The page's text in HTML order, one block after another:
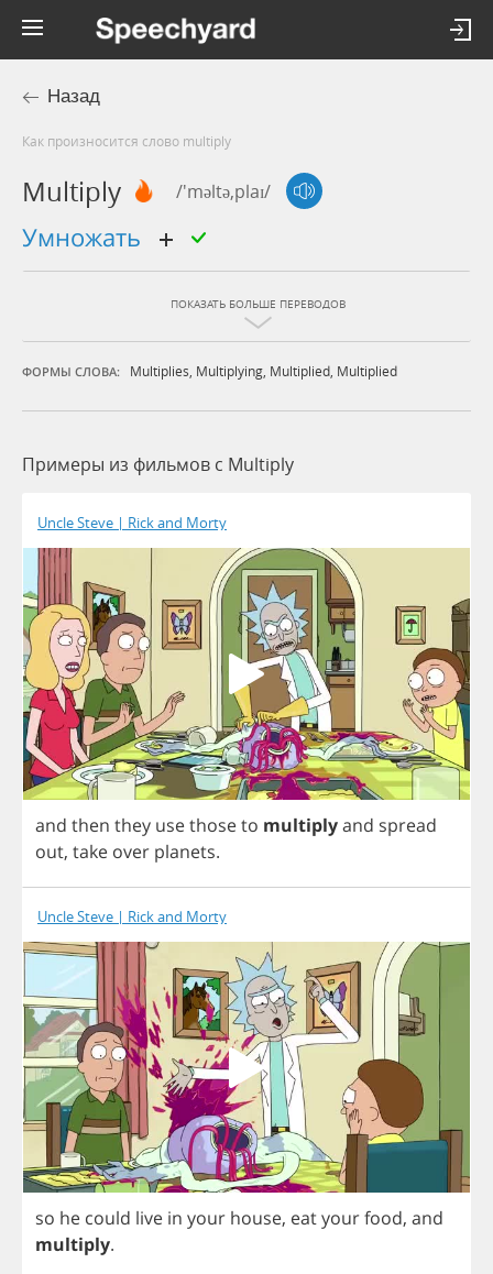
Назад
Как произносится слово multiply
Multiply /'məltə,plaɪ/
умножать
ПОКАЗАТЬ БОЛЬШЕ ПЕРЕВОДОВ
ФОРМЫ СЛОВА: Multiplies, Multiplying, Multiplied, Multiplied
Примеры из фильмов c Multiply
Uncle Steve | Rick and Morty
and then they usethoseto multiplyand spread
out, take over planets.
Uncle Steve | Rick and Morty
so he could live in your house, eatyourfood, and
multiply.